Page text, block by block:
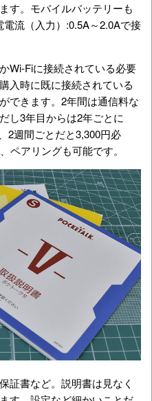
す。モバイルバッテリーも
流（入力）:0.5A～2.0Aで接
Wi-Fiに接続されている必要
入時に既に接続されている
できます。2年間は通信料な
し3年目からは2年ごとに
2週間ごとだと3,300円必
ペアリングも可能です。
証書など。説明書は見なく